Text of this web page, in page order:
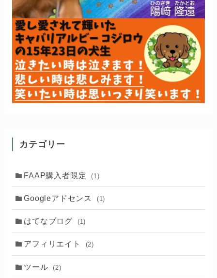
カテゴリー
FAAP購入者限定 (1)
Googleアドセンス (1)
はてなブログ (1)
アフィリエイト (2)
ツール (2)